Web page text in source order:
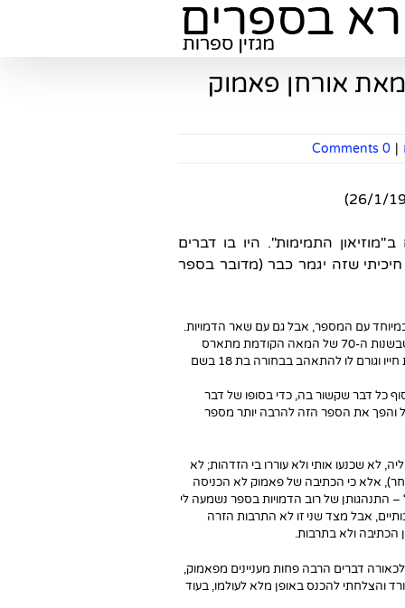
מאת אורחן פאמוק
|
0 Comments
התמימות". היו בו דברים
חיכיתי שזה יגמר כבר (מדובר בספר
עם המספר, אבל גם עם שאר הדמויות.
העלילה מתארת בגוף ראשון את סיפור של קמאל – בן טובים מאיסטנבול שבשנות ה-70 של המאה הקודמת מתארס
ה ממשפחה מכובדת, אבל ביקור אקראי בחנות בגדים משנה את חייו וגורם לו להתאהב בבחורה בת 18 בשם
כל דבר שקשור בה, כדי בסופו של דבר
והפך את הספר הזה להרבה יותר מספר
לא שכנעו אותי ולא עוררו בי הזדהות; לא
אלא כי הכתיבה של פאמוק לא הכניסה
– התנהגותן של רוב הדמויות בספר נשמעה לי
אבל מצד שני זו לא התרבות הזרה
הכתיבה ולא בתרבות.
דברים הרבה פחות מעניינים מפאמוק,
והצלחתי להכנס באופן מלא לעולמו, בעוד